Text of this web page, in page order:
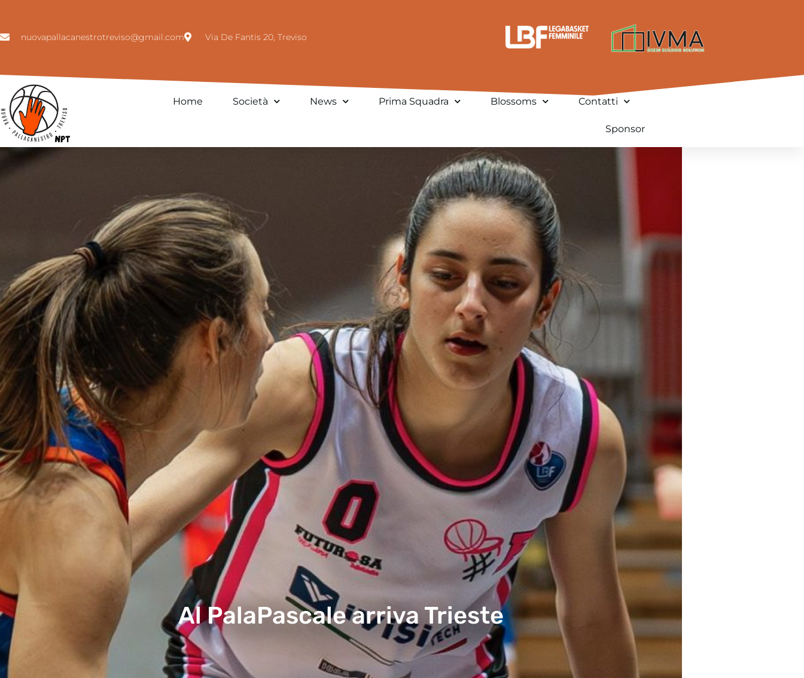
nuovapallacanestrotreviso@gmail.com Via De Fantis 20, Treviso
Home Società News Prima Squadra Blossoms Contatti
Sponsor
Al PalaPascale arriva Trieste